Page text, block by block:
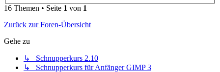
16 Themen • Seite 1 von 1
Zurück zur Foren-Übersicht
Gehe zu
↳ Schnupperkurs 2.10
↳ Schnupperkurs für Anfänger GIMP 3